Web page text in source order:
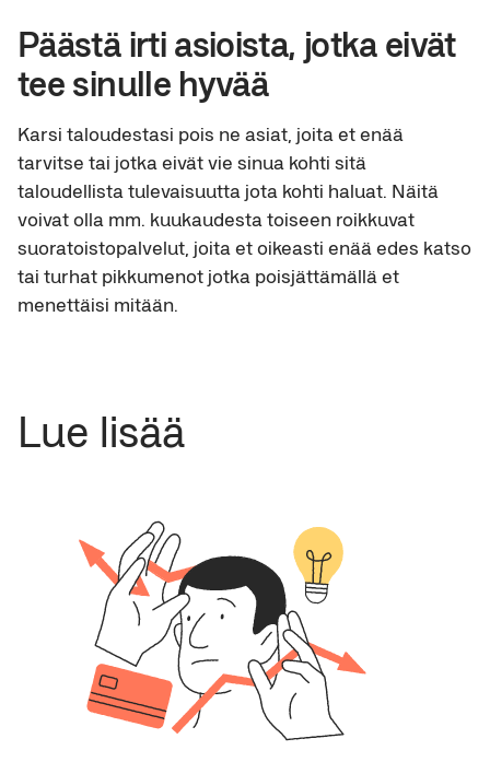
Päästä irti asioista, jotka eivät
tee sinulle hyvää
Karsi taloudestasi pois ne asiat, joita et enää
tarvitse tai jotka eivät vie sinua kohti sitä
taloudellista tulevaisuutta jota kohti haluat. Näitä
voivat olla mm. kuukaudesta toiseen roikkuvat
suoratoistopalvelut, joita et oikeasti enää edes katso
tai turhat pikkumenot jotka poisjättämällä et
menettäisi mitään.
Lue lisää